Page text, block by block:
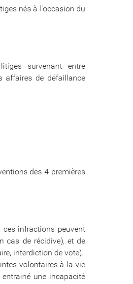
nés à l'occasion du
survenant entre
affaires de défaillance
des 4 premières
infractions peuvent
cas de récidive), et de
interdiction de vote).
volontaires à la vie
une incapacité